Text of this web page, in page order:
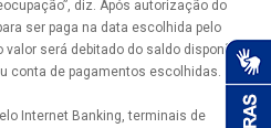
diz. Após autorização do
ser paga na data escolhida pelo
valor será debitado do saldo disponível
conta de pagamentos escolhidas.
Internet Banking, terminais de